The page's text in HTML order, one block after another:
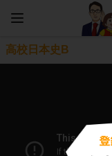
高校日本史B